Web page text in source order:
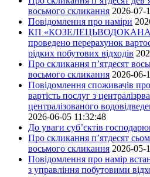
восьмого скликання 2026-07-
Повідомлення про наміри
КП
проведено перерахунок
рідких побутових відходів
Про скликання п’ятдесят
восьмого скликання 2026-06-
Повідомлення споживачів
вартість послуг з
централізованого
2026-06-05 11:32:48
До уваги суб’єктів
Про скликання п’ятдесят
восьмого скликання 2026-05-
Повідомлення про намір
з управління побутовими